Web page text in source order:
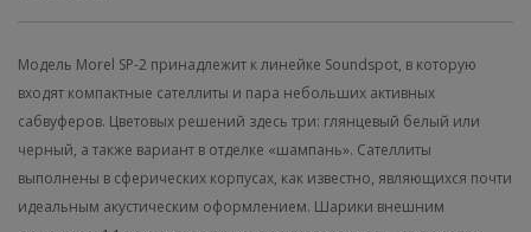
Модель Morel SP-2 принадлежит к линейке Soundspot, в которую
входят компактные сателлиты и пара небольших активных
сабвуферов. Цветовых решений здесь три: глянцевый белый или
черный, а также вариант в отделке «шампань». Сателлиты
выполнены в сферических корпусах, как известно, являющихся почти
идеальным акустическим оформлением. Шарики внешним